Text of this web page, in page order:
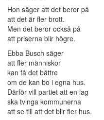
Hon säger att det beror på
att det är fler brott.
Men det beror också på
att priserna blir högre.
Ebba Busch säger
att fler människor
kan få det bättre
om de kan bo i egna hus.
Därför vill partiet att en lag
ska tvinga kommunerna
att se till att det blir fler hus.